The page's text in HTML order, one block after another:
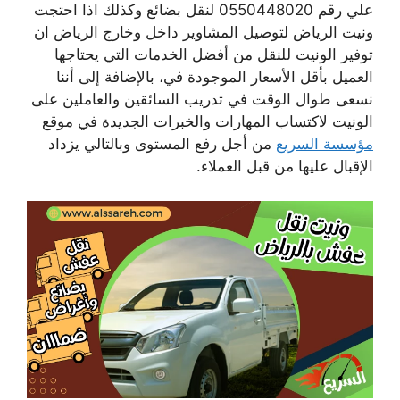
علي رقم 0550448020 لنقل بضائع وكذلك اذا احتجت
ونيت الرياض لتوصيل المشاوير داخل وخارج الرياض ان
توفير الونيت للنقل من أفضل الخدمات التي يحتاجها
العميل بأقل الأسعار الموجودة في، بالإضافة إلى أننا
نسعى طوال الوقت في تدريب السائقين والعاملين على
الونيت لاكتساب المهارات والخبرات الجديدة في موقع
مؤسسة السريع من أجل رفع المستوى وبالتالي يزداد
الإقبال عليها من قبل العملاء.